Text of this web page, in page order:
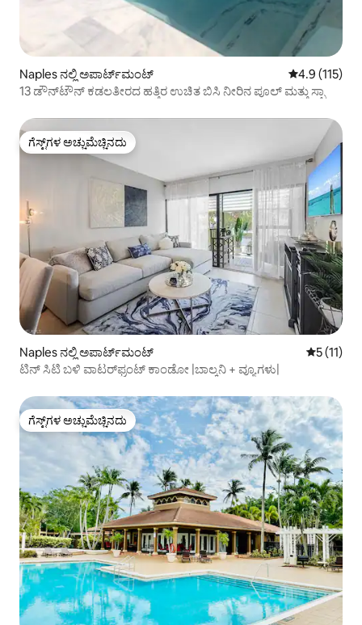
Naples ನಲ್ಲಿ ಅಪಾರ್ಟ್‌ಮಂಟ್ 5 ರಲ್ಲಿ 4.9
4.9 (115)
13 ಡೌನ್‌ಟೌನ್ ಕಡಲತೀರದ ಹತ್ತಿರ ಉಚಿತ ಬಿಸಿ ನೀರಿನ ಪೂಲ್ ಮತ್ತು ಸ್ಪಾ
ಗೆಸ್ಟ್‌ಗಳ ಅಚ್ಚುಮೆಚ್ಚಿನದು
ಗೆಸ್ಟ್‌ಗಳ ಅಚ್ಚುಮೆಚ್ಚಿನದು
Naples ನಲ್ಲಿ ಅಪಾರ್ಟ್‌ಮಂಟ್ 5 ರಲ್ಲಿ 5
5 (11)
ಟಿನ್ ಸಿಟಿ ಬಳಿ ವಾಟರ್‌ಫ್ರಂಟ್ ಕಾಂಡೋ |ಬಾಲ್ಕನಿ + ವ್ಯೂಗಳು|
ಗೆಸ್ಟ್‌ಗಳ ಅಚ್ಚುಮೆಚ್ಚಿನದು
ಗೆಸ್ಟ್‌ಗಳ ಅಚ್ಚುಮೆಚ್ಚಿನದು